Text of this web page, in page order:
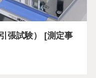
張試験） [測定事